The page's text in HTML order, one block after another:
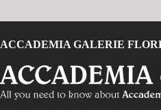
ACCADEMIA GALERIE